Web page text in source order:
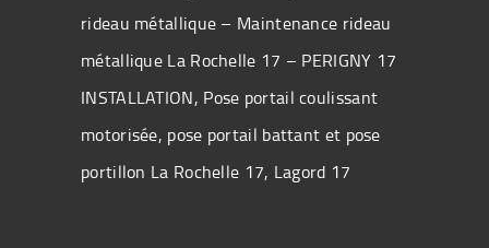
rideau métallique – Maintenance rideau
métallique La Rochelle 17 – PERIGNY 17
INSTALLATION, Pose portail coulissant
motorisée, pose portail battant et pose
portillon La Rochelle 17, Lagord 17